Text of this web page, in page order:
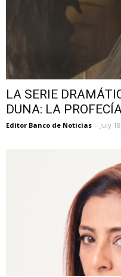
LA SERIE
DUNA: LA
Editor Banco de Noticias - July